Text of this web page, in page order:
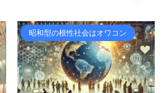
求めれば、闇の中に潜む教訓や ...
るのを見ました。多くの人が少し
でもお得に食材を手に入れようと
必死になっています。それもその
はず、物価は上がる一方で、給料
はなかなか増えません。 しか
昭和型の根性社会はオワコン